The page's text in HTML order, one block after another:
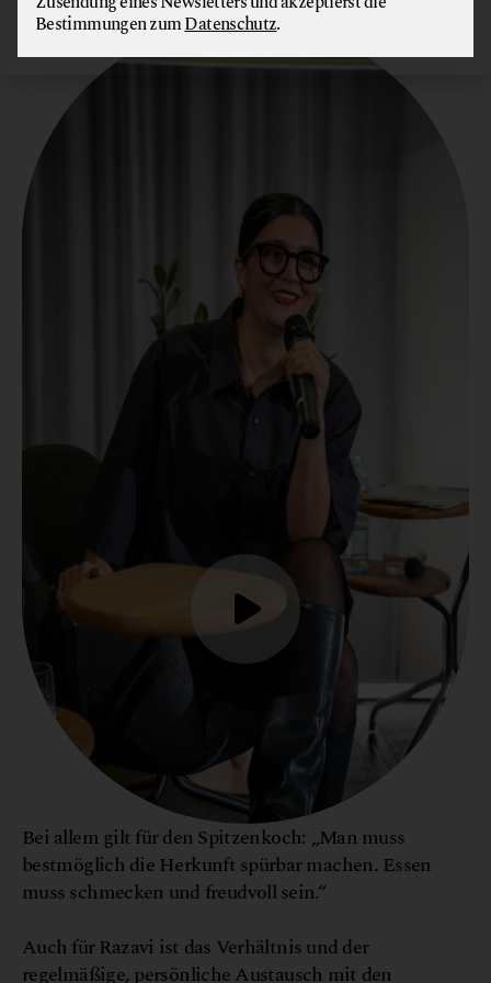
Bei allem gilt für den Spitzenkoch: „Man muss
bestmöglich die Herkunft spürbar machen. Essen
muss schmecken und freudvoll sein.“
Auch für Razavi ist das Verhältnis und der
regelmäßige, persönliche Austausch mit den
Bestimmungen zumDatenschutz.